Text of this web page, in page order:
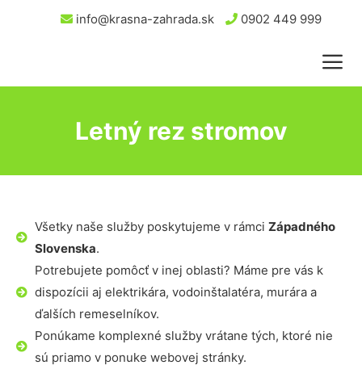
info@krasna-zahrada.sk 0902 449 999
Letný rez stromov
Všetky naše služby poskytujeme v rámci Západného
Slovenska.
Potrebujete pomôcť v inej oblasti? Máme pre vás k
dispozícii aj elektrikára, vodoinštalatéra, murára a
ďalších remeselníkov.
Ponúkame komplexné služby vrátane tých, ktoré nie
sú priamo v ponuke webovej stránky.